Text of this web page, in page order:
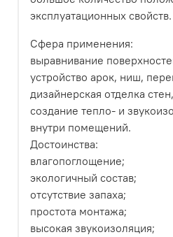
эксплуатационных свойств.
Сфера применения:
выравнивание
устройство арок, ниш,
дизайнерская отделка
создание тепло- и
внутри помещений.
Достоинства:
влагопоглощение;
экологичный состав;
отсутствие запаха;
простота монтажа;
высокая звукоизоляция;